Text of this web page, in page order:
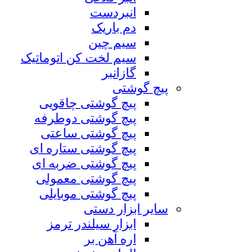
انبردست
دم باریک
سیم چین
سیم لخت کن اتوماتیک
گازانبر
پیچ گوشتی
پیچ گوشتی چاقویی
پیچ گوشتی دوطرفه
پیچ گوشتی ساعتی
پیچ گوشتی ستاره ای
پیچ گوشتی ضربه ای
پیچ گوشتی معمولی
پیچ گوشتی موبایلی
سایر ابزار دستی
ابزار سیلندر ترمز
اره آهن بر